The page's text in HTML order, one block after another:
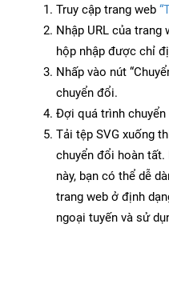
Truy cập trang web
Nhập URL của trang
hộp nhập được chỉ
Nhấp vào nút
chuyển đổi.
Đợi quá trình
Tải tệp SVG xuống
chuyển đổi hoàn
này, bạn có thể dễ
trang web ở định
ngoại tuyến và sử